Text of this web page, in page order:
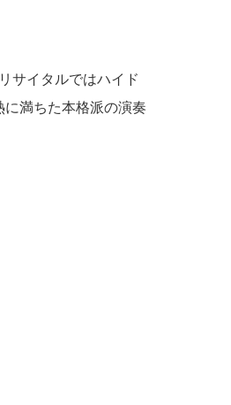
サイタルではハイド
満ちた本格派の演奏